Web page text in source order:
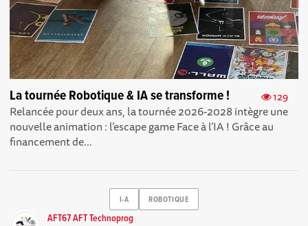
129
La tournée Robotique & IA se transforme !
Relancée pour deux ans, la tournée 2026-2028 intègre une
nouvelle animation : l’escape game Face à l’IA ! Grâce au
financement de...
I-A ROBOTIQUE
AFT67 AFT Technoprog